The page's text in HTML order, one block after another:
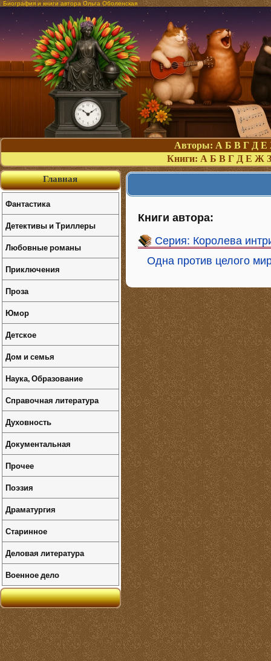
Биография и книги автора Ольга Оболенская
Авторы: А Б В Г Д Е
Книги: А Б В Г Д Е Ж З
Книги автора:
Серия: Королева
Одна против целого
Главная
Фантастика
Детективы и Триллеры
Любовные романы
Приключения
Проза
Юмор
Детское
Дом и семья
Наука, Образование
Справочная литература
Духовность
Документальная
Прочее
Поэзия
Драматургия
Старинное
Деловая литература
Военное дело